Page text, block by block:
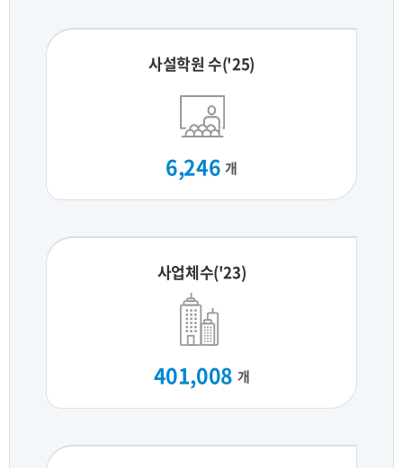
사설학원 수('25)
6,246 개
사업체수('23)
401,008 개